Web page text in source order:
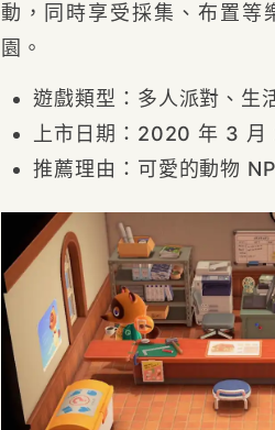
動，同時享受採集、布置等
園。
遊戲類型：多人派對、生
上市日期：2020 年 3 月
推薦理由：可愛的動物